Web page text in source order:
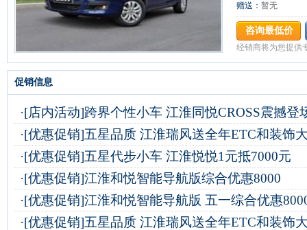
赠送： 暂无
咨询最低价
经销商将为您提供
促销信息
·[店内活动]跨界个性小车 江淮同悦CROSS震撼登
·[优惠促销]五星品质 江淮瑞风送全年ETC和装饰
·[优惠促销]五星代步小车 江淮悦悦1元抵7000元
·[优惠促销]江淮和悦智能导航版综合优惠8000
·[优惠促销]江淮和悦智能导航版 五一综合优惠
·[优惠促销]五星品质 江淮瑞风送全年ETC和装饰